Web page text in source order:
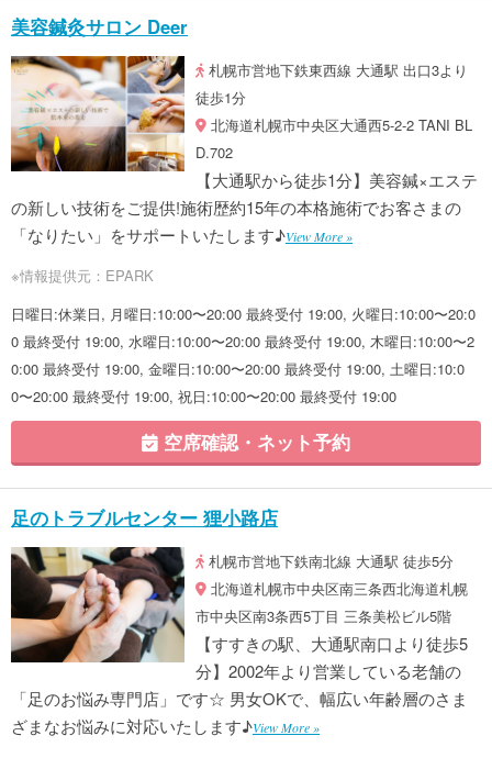
美容鍼灸サロン Deer
札幌市営地下鉄東西線 大通駅 出口3より
徒歩1分
北海道札幌市中央区大通西5-2-2 TANI BL
D.702
【大通駅から徒歩1分】美容鍼×エステ
の新しい技術をご提供!施術歴約15年の本格施術でお客さまの
「なりたい」をサポートいたします♪View More »
※情報提供元：EPARK
日曜日:休業日, 月曜日:10:00〜20:00 最終受付 19:00, 火曜日:10:00〜20:0
0 最終受付 19:00, 水曜日:10:00〜20:00 最終受付 19:00, 木曜日:10:00〜2
0:00 最終受付 19:00, 金曜日:10:00〜20:00 最終受付 19:00, 土曜日:10:0
0〜20:00 最終受付 19:00, 祝日:10:00〜20:00 最終受付 19:00
空席確認・ネット予約
足のトラブルセンター 狸小路店
札幌市営地下鉄南北線 大通駅 徒歩5分
北海道札幌市中央区南三条西北海道札幌
市中央区南3条西5丁目 三条美松ビル5階
【すすきの駅、大通駅南口より徒歩5
分】2002年より営業している老舗の
「足のお悩み専門店」です☆ 男女OKで、幅広い年齢層のさま
ざまなお悩みに対応いたします♪View More »